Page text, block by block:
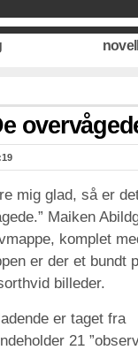
mig glad, så er
Maiken
komplet
er der et bundt
billeder.
er taget fra
21